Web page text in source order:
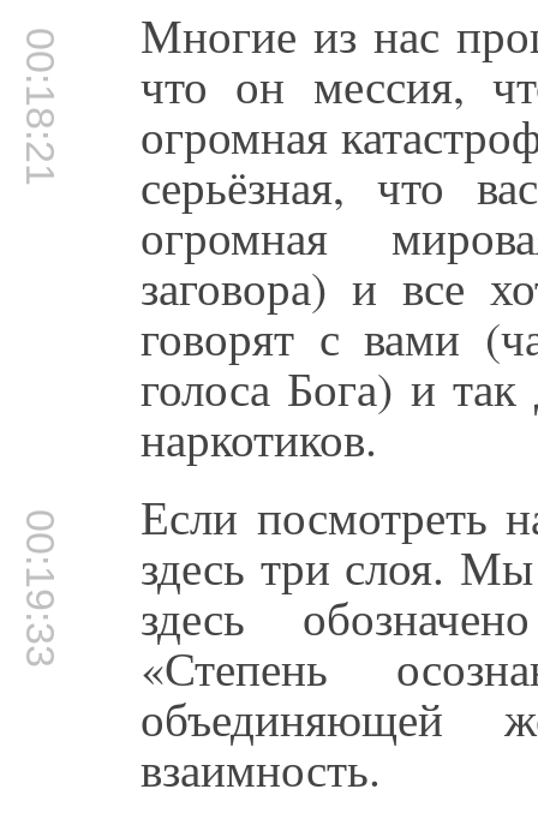
00:18:21 Многие из нас
что он мессия,
огромная
серьёзная, что
огромная
заговора) и все
говорят с вами
голоса Бога) и
наркотиков.
00:19:33 Если посмотреть
здесь три слоя.
здесь
«Степень
объединяющей
взаимность.